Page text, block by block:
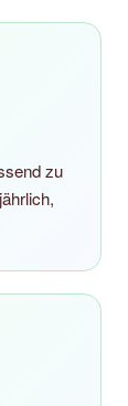
zu